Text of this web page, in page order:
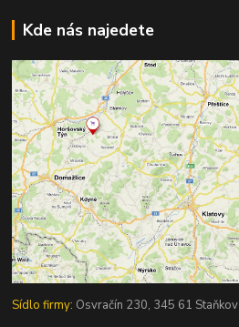
Kde nás najedete
Sídlo firmy: Osvračín 230, 345 61 Staňkov